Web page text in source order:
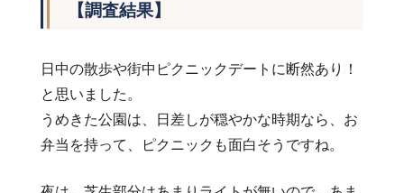
【調査結果】
日中の散歩や街中ピクニックデートに断然あり！
と思いました。
うめきた公園は、日差しが穏やかな時期なら、お
弁当を持って、ピクニックも面白そうですね。